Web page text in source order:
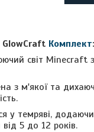
GlowCraft Комплект
світ Minecraft
з м'якої та
у темряві,
5 до 12 років.